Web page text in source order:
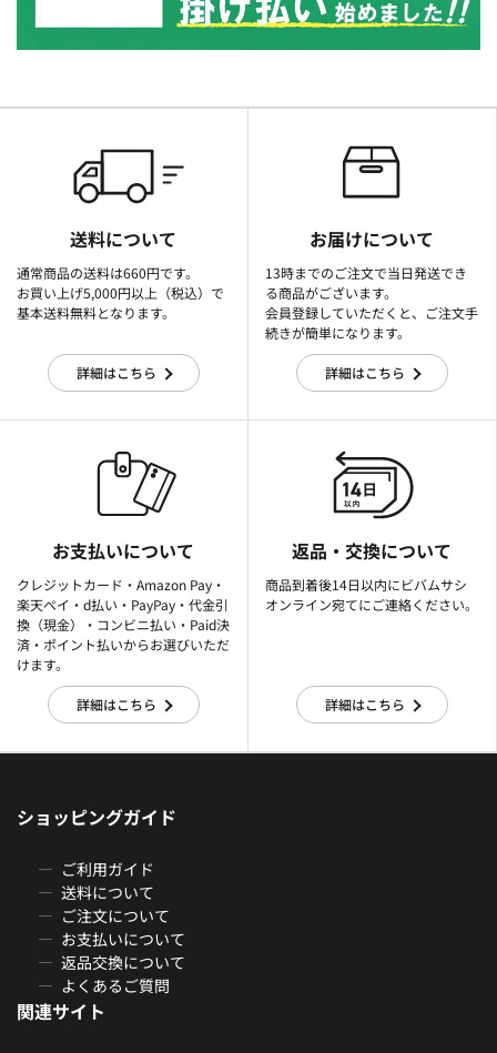
送料について
通常商品の送料は660円です。
お買い上げ5,000円以上（税込）で
基本送料無料となります。
詳細はこちら
お届けについて
13時までのご注文で当日発送でき
る商品がございます。
会員登録していただくと、ご注文手
続きが簡単になります。
詳細はこちら
お支払いについて
クレジットカード・Amazon Pay・
楽天ぺイ・d払い・PayPay・代金引
換（現金）・コンビニ払い・Paid決
済・ポイント払いからお選びいただ
けます。
詳細はこちら
返品・交換について
商品到着後14日以内にビバムサシ
オンライン宛てにご連絡ください。
詳細はこちら
ショッピングガイド
ご利用ガイド
送料について
ご注文について
お支払いについて
返品交換について
よくあるご質問
関連サイト